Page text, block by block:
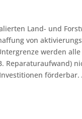
Land- und
von
werden
Reparaturaufwand)